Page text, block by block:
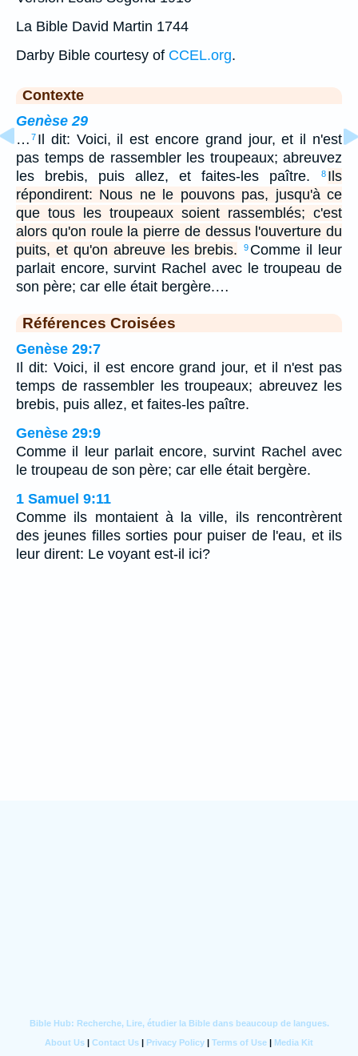
La Bible David Martin 1744
Darby Bible courtesy of CCEL.org.
Contexte
Genèse 29
… 7 Il dit: Voici, il est encore grand jour, et il n'est
pas temps de rassembler les troupeaux; abreuvez
les brebis, puis allez, et faites-les paître.
8 Ils
répondirent: Nous ne le pouvons pas, jusqu'à ce
que tous les troupeaux soient rassemblés; c'est
alors qu'on roule la pierre de dessus l'ouverture du
puits, et qu'on abreuve les brebis.
9 Comme il leur
parlait encore, survint Rachel avec le troupeau de
son père; car elle était bergère.…
Références Croisées
Genèse 29:7
Il dit: Voici, il est encore grand jour, et il n'est pas
temps de rassembler les troupeaux; abreuvez les
brebis, puis allez, et faites-les paître.
Genèse 29:9
Comme il leur parlait encore, survint Rachel avec
le troupeau de son père; car elle était bergère.
1 Samuel 9:11
Comme ils montaient à la ville, ils rencontrèrent
des jeunes filles sorties pour puiser de l'eau, et ils
leur dirent: Le voyant est-il ici?